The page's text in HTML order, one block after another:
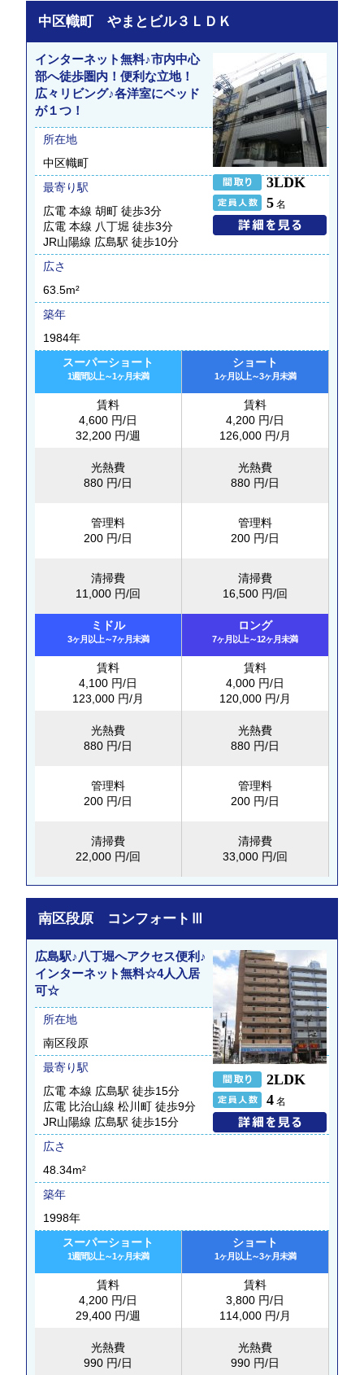
中区幟町 やまとビル３ＬＤＫ
3LDK
5 名
インターネット無料♪市内中心
部へ徒歩圏内！便利な立地！
広々リビング♪各洋室にベッド
が１つ！
所在地
中区幟町
最寄り駅
広電 本線 胡町 徒歩3分
広電 本線 八丁堀 徒歩3分
JR山陽線 広島駅 徒歩10分
広さ
63.5m²
築年
1984年
スーパーショート
1週間以上～1ヶ月未満
賃料
4,600 円/日
32,200 円/週
光熱費
880 円/日
管理料
200 円/日
清掃費
11,000 円/回
ショート
1ヶ月以上～3ヶ月未満
賃料
4,200 円/日
126,000 円/月
光熱費
880 円/日
管理料
200 円/日
清掃費
16,500 円/回
ミドル
3ヶ月以上～7ヶ月未満
賃料
4,100 円/日
123,000 円/月
光熱費
880 円/日
管理料
200 円/日
清掃費
22,000 円/回
ロング
7ヶ月以上～12ヶ月未満
賃料
4,000 円/日
120,000 円/月
光熱費
880 円/日
管理料
200 円/日
清掃費
33,000 円/回
南区段原 コンフォートⅢ
2LDK
4 名
広島駅♪八丁堀へアクセス便利♪
インターネット無料☆4人入居
可☆
所在地
南区段原
最寄り駅
広電 本線 広島駅 徒歩15分
広電 比治山線 松川町 徒歩9分
JR山陽線 広島駅 徒歩15分
広さ
48.34m²
築年
1998年
スーパーショート
1週間以上～1ヶ月未満
賃料
4,200 円/日
29,400 円/週
光熱費
990 円/日
ショート
1ヶ月以上～3ヶ月未満
賃料
3,800 円/日
114,000 円/月
光熱費
990 円/日